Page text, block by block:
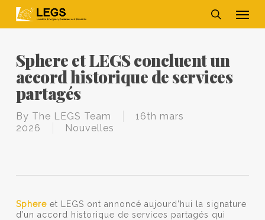
search
Sphere et LEGS concluent un
accord historique de services
partagés
By The LEGS Team
16th mars
2026
Nouvelles
Sphereet LEGS ont annoncé aujourd’hui la signature
d’un accord historique de services partagés qui